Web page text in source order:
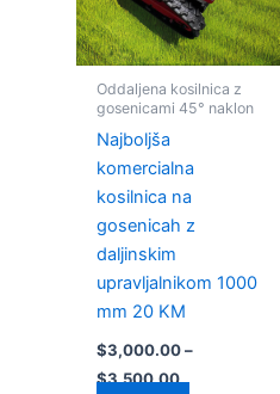
Oddaljena kosilnica z
gosenicami 45° naklon
Najboljša
komercialna
kosilnica na
gosenicah z
daljinskim
upravljalnikom 1000
mm 20 KM
$3,000.00 –
$3,500.00
Možnosti
lahko
na